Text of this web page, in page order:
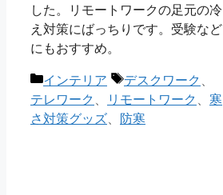
した。リモートワークの足元の冷
え対策にばっちりです。受験など
にもおすすめ。
カ
テ
ゴ
インテリア
タ
グ
デスクワーク 、
テレワーク 、 リモートワーク 、 寒
さ対策グッズ、 防寒